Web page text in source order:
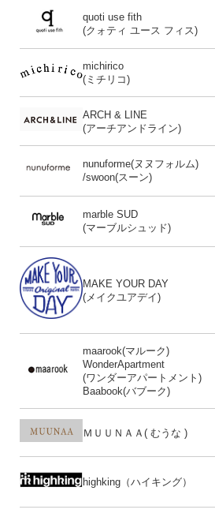
quoti use fith
(クォティ ユース フィス)
michirico
(ミチリコ)
ARCH & LINE
(アーチアンドライン)
nunuforme(ヌヌフォルム)
/swoon(スーン)
marble SUD
(マーブルシュッド)
MAKE YOUR DAY
(メイクユアデイ)
maarook(マルーク)
WonderApartment
(ワンダーアパートメント)
Baabook(バブーク)
ＭＵＵＮＡＡ( むうな )
highking（ハイキング）